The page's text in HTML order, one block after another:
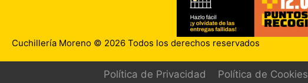
Cuchillería Moreno © 2026 Todos los derechos reservados
Política de Privacidad Política de Cookies